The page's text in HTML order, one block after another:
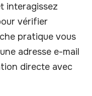
interagissez
vérifier
pratique vous
adresse e-mail
directe avec